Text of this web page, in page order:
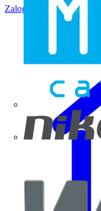
Zaloguj się Zarejestruj się